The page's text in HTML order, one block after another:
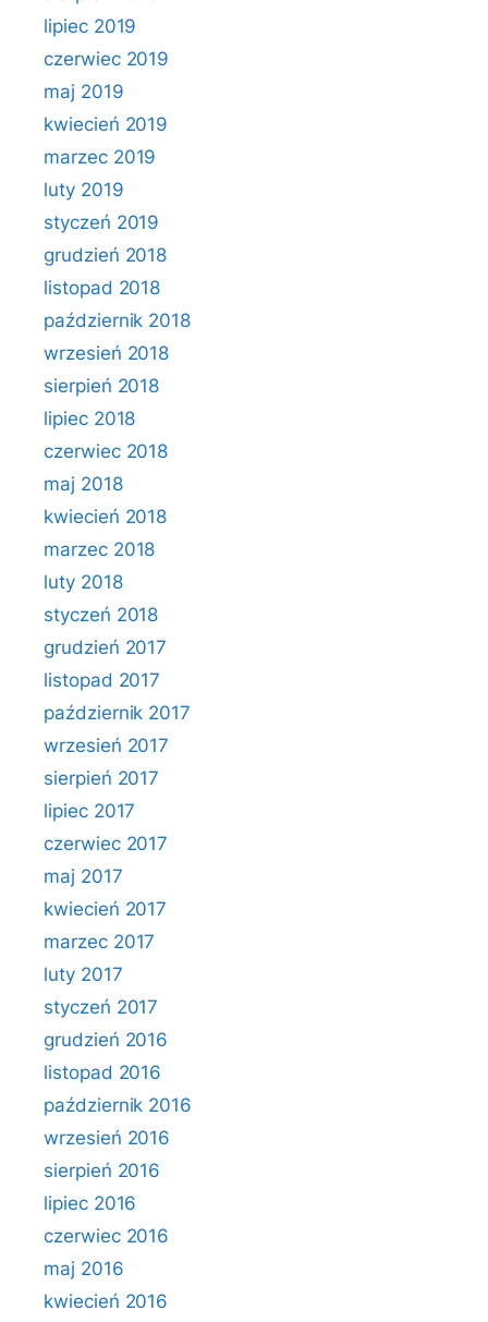
lipiec 2019
czerwiec 2019
maj 2019
kwiecień 2019
marzec 2019
luty 2019
styczeń 2019
grudzień 2018
listopad 2018
październik 2018
wrzesień 2018
sierpień 2018
lipiec 2018
czerwiec 2018
maj 2018
kwiecień 2018
marzec 2018
luty 2018
styczeń 2018
grudzień 2017
listopad 2017
październik 2017
wrzesień 2017
sierpień 2017
lipiec 2017
czerwiec 2017
maj 2017
kwiecień 2017
marzec 2017
luty 2017
styczeń 2017
grudzień 2016
listopad 2016
październik 2016
wrzesień 2016
sierpień 2016
lipiec 2016
czerwiec 2016
maj 2016
kwiecień 2016